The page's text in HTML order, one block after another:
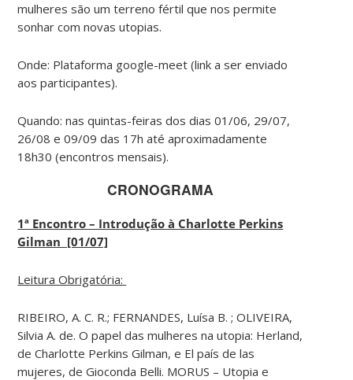
mulheres são um terreno fértil que nos permite
sonhar com novas utopias.
Onde: Plataforma google-meet (link a ser enviado
aos participantes).
Quando: nas quintas-feiras dos dias 01/06, 29/07,
26/08 e 09/09 das 17h até aproximadamente
18h30 (encontros mensais).
CRONOGRAMA
1ª Encontro – Introdução à Charlotte Perkins
Gilman [01/07]
Leitura Obrigatória:
RIBEIRO, A. C. R.; FERNANDES, Luísa B. ; OLIVEIRA,
Silvia A. de. O papel das mulheres na utopia: Herland,
de Charlotte Perkins Gilman, e El país de las
mujeres, de Gioconda Belli. MORUS – Utopia e